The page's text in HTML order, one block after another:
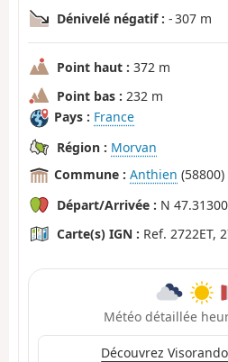
Dénivelé négatif : - 307 m
Point haut : 372 m
Point bas : 232 m
Pays : France
Région : Morvan
Commune : Anthien (58800)
Départ/Arrivée : N
Carte(s) IGN : Ref. 2722ET,
Météo détaillée
Découvrez